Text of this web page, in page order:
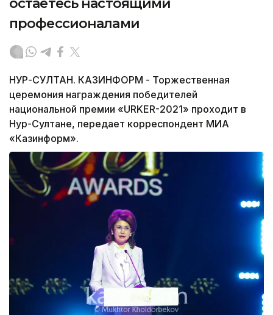
остаетесь настоящими
профессионалами
НУР-СУЛТАН. КАЗИНФОРМ - Торжественная
церемония награждения победителей
национальной премии «URKER-2021» проходит в
Нур-Султане, передает корреспондент МИА
«Казинформ».